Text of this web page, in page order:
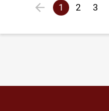
Lehekülgjaotus
Eelmine lehekülg
Praegune
1 2 3